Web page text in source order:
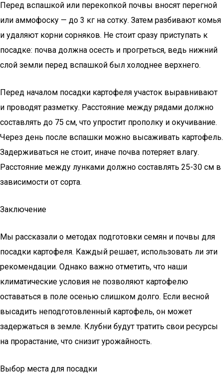
Перед вспашкой или перекопкой почвы вносят перегной
или аммофоску — до 3 кг на сотку. Затем разбивают комья
и удаляют корни сорняков. Не стоит сразу приступать к
посадке: почва должна осесть и прогреться, ведь нижний
слой земли перед вспашкой был холоднее верхнего.
Перед началом посадки картофеля участок выравнивают
и проводят разметку. Расстояние между рядами должно
составлять до 75 см, что упростит прополку и окучивание.
Через день после вспашки можно высаживать картофель.
Задерживаться не стоит, иначе почва потеряет влагу.
Расстояние между лунками должно составлять 25-30 см в
зависимости от сорта.
Заключение
Мы рассказали о методах подготовки семян и почвы для
посадки картофеля. Каждый решает, использовать ли эти
рекомендации. Однако важно отметить, что наши
климатические условия не позволяют картофелю
оставаться в поле осенью слишком долго. Если весной
высадить неподготовленный картофель, он может
задержаться в земле. Клубни будут тратить свои ресурсы
на прорастание, что снизит урожайность.
Выбор места для посадки